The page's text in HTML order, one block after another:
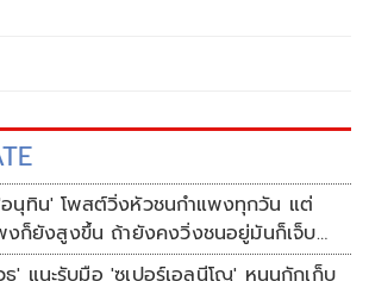
'อนุทิน' โพสต์วิ่งหัวชนกำแพงทุกวัน แต่
งก็ยังสูงขึ้น ถ้ายังคงวิ่งชนอยู่มันก็เจ็บ